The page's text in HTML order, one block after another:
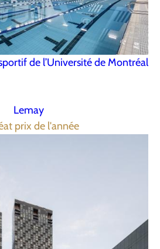
de l’Université de Montréal
Lemay
prix de l'année